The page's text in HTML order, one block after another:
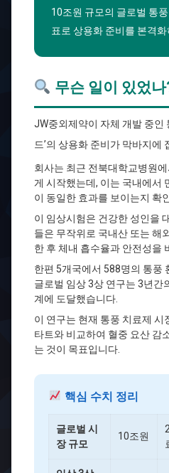
10조원 규모의 글로벌 통
표로 상용화 준비를 본격화
무슨 일이 있었나
JW중외제약이 자체 개발 중인
드’의 상용화 준비가 막바지에
회사는 최근 전북대학교병원
게 시작했는데, 이는 국내에서
이 동일한 효과를 보이는지 확
이 임상시험은 건강한 성인을
들은 무작위로 국내산 또는 해
한 후 체내 흡수율과 안전성을
한편 5개국에서 588명의 통풍
글로벌 임상 3상 연구는 3년간
계에 도달했습니다.
이 연구는 현재 통풍 치료제 시
타트와 비교하여 혈중 요산 감
는 것이 목표입니다.
핵심 수치 정리
글로벌 시
장 규모
10조원